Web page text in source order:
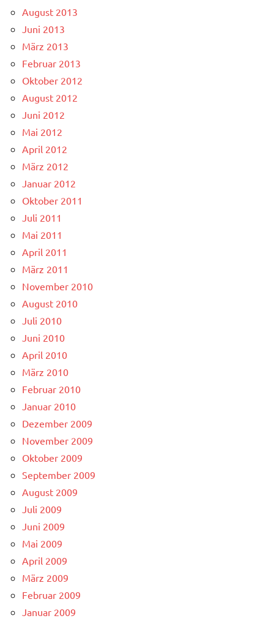
August 2013
Juni 2013
März 2013
Februar 2013
Oktober 2012
August 2012
Juni 2012
Mai 2012
April 2012
März 2012
Januar 2012
Oktober 2011
Juli 2011
Mai 2011
April 2011
März 2011
November 2010
August 2010
Juli 2010
Juni 2010
April 2010
März 2010
Februar 2010
Januar 2010
Dezember 2009
November 2009
Oktober 2009
September 2009
August 2009
Juli 2009
Juni 2009
Mai 2009
April 2009
März 2009
Februar 2009
Januar 2009